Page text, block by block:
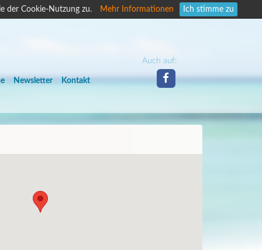
der Cookie-Nutzung zu. Mehr Informationen Ich stimme zu
Newsletter Kontakt
Auch auf: